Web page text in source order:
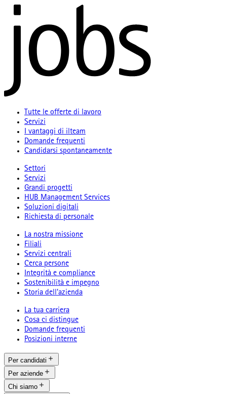
Tutte le offerte di lavoro
Servizi
I vantaggi di ilteam
Domande frequenti
Candidarsi spontaneamente
Settori
Servizi
Grandi progetti
HUB Management Services
Soluzioni digitali
Richiesta di personale
La nostra missione
Filiali
Servizi centrali
Cerca persone
Integrità e compliance
Sostenibilità e impegno
Storia dell’azienda
La tua carriera
Cosa ci distingue
Domande frequenti
Posizioni interne
Per candidati
Per aziende
Chi siamo